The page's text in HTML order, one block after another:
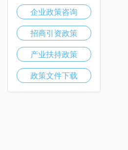
企业政策咨询
招商引资政策
产业扶持政策
政策文件下载